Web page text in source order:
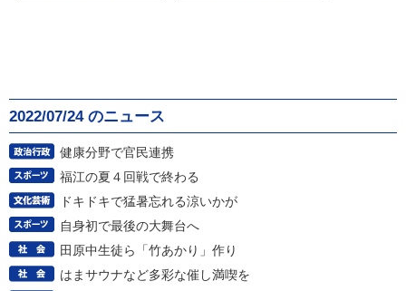
2022/07/24 のニュース
健康分野で官民連携
福江の夏４回戦で終わる
ドキドキで猛暑忘れる涼いかが
自身初で最後の大舞台へ
田原中生徒ら「竹あかり」作り
はまサウナなど多彩な催し満喫を